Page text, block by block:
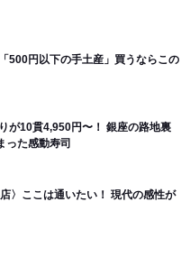
500円以下の手土産」買うならこの
が10貫4,950円〜！ 銀座の路地裏
った感動寿司
〉ここは通いたい！ 現代の感性が